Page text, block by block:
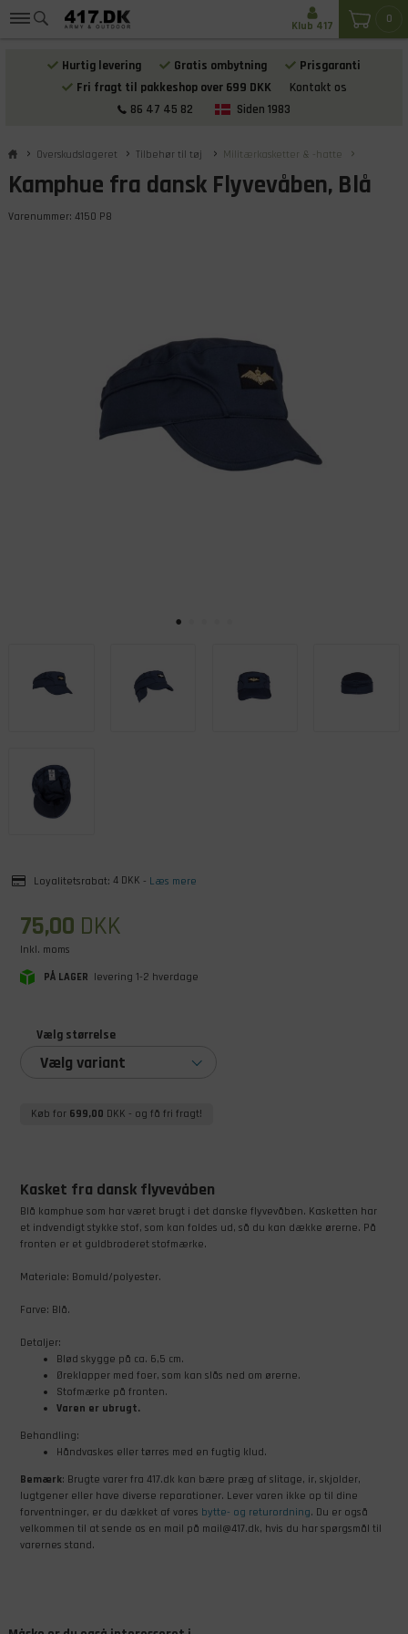
Hurtig levering Gratis ombytning
Prisgaranti
Fri fragt til pakkeshop over 699 DKK
Kontakt os
86 47 45 82
Siden 1983
0
Klub 417
Overskudslageret Tilbehør til tøj Militærkasketter & -hatte
Kamphue fra dansk Flyvevåben, Blå
Varenummer: 4150 P8
Loyalitetsrabat: 4 DKK - Læs mere
75,00 DKK
Inkl. moms
PÅ LAGER levering 1-2 hverdage
Vælg størrelse
Vælg variant
Køb for 699,00 DKK - og få fri fragt!
Kasket fra dansk flyvevåben
Blå kamphue som har været brugt i det danske flyvevåben. Kasketten har
et indvendigt stykke stof, som kan foldes ud, så du kan dække ørerne. På
fronten er et guldbroderet stofmærke.
Materiale: Bomuld/polyester.
Farve: Blå.
Detaljer:
Blød skygge på ca. 6,5 cm.
Øreklapper med foer, som kan slås ned om ørerne.
Stofmærke på fronten.
Varen er ubrugt.
Behandling:
Håndvaskes eller tørres med en fugtig klud.
Bemærk: Brugte varer fra 417.dk kan bære præg af slitage, ir, skjolder,
lugtgener eller have diverse reparationer. Lever varen ikke op til dine
forventninger, er du dækket af vores bytte- og returordning. Du er også
velkommen til at sende os en mail på mail@417.dk, hvis du har spørgsmål til
varernes stand.